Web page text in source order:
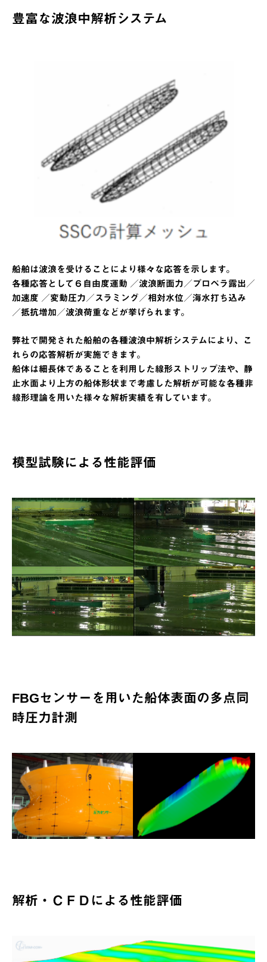
豊富な波浪中解析システム
船舶は波浪を受けることにより様々な応答を示します。
各種応答として６自由度運動 ／波浪断面力／プロペラ露出／
加速度 ／変動圧力／スラミング／相対水位／海水打ち込み
／抵抗増加／波浪荷重などが挙げられます。
弊社で開発された船舶の各種波浪中解析システムにより、こ
れらの応答解析が実施できます。
船体は細長体であることを利用した線形ストリップ法や、静
止水面より上方の船体形状まで考慮した解析が可能な各種非
線形理論を用いた様々な解析実績を有しています。
模型試験による性能評価
FBGセンサーを用いた船体表面の多点同
時圧力計測
解析・ＣＦＤによる性能評価